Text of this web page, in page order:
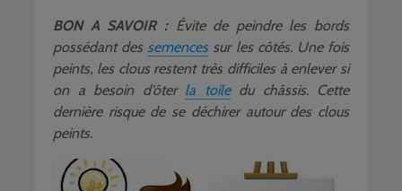
BON A SAVOIR :Évite de peindre les bords
possédant des semencessur les côtés. Une fois
peints, les clous restent très difficiles à enlever si
on a besoin d’ôter la toiledu châssis. Cette
dernière risque de se déchirer autour des clous
peints.